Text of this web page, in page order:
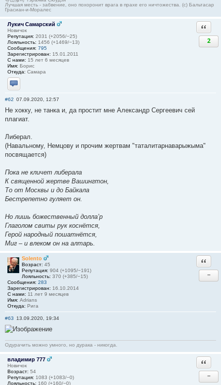
Лучшая месть - забвение, оно похоронит врага в прахе его ничтожества. (с) Бальтасар
Грасиан-и-Моралес
Лукич Самарский
Новичок
Репутация: 2031 (+2056/−25)
Лояльность: 1456 (+1469/−13)
Сообщения: 795
Зарегистрирован: 15.01.2011
С нами: 15 лет 6 месяцев
Имя: Борис
Откуда: Самара
Отправить личное сообщение
2
#62 07.09.2020, 12:57
Не хокку, не танка и, да простит мне Александр Сергеевич сей
плагиат.
Либерал.
(Навальному, Немцову и прочим жертвам "таталитарнаварыжыма"
посвящается)
Пока не кличет либерала
К священной жертве Вашингтон,
То от Москвы и до Байкала
Бестрепетно гуляет он.
Но лишь божественный долла’р
Глаголом свиты рук коснётся,
Герой народный пошатнётся,
Миг – и влеком он на алтарь.
Solento
Возраст: 45
Репутация: 904 (+1095/−191)
Лояльность: 370 (+385/−15)
Сообщения: 283
Зарегистрирован: 16.10.2014
С нами: 11 лет 9 месяцев
Имя: Adrians
Откуда: Рига
−
#63 13.09.2020, 19:34
Одурачить можно умного, но дурака - никогда.
владимир 777
Новичок
Возраст: 54
Репутация: 1083 (+1083/−0)
Лояльность: 160 (+160/−0)
−